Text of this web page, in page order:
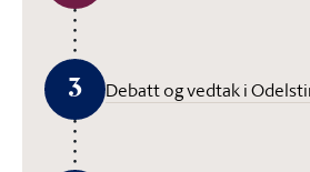
3 Debatt og vedtak i